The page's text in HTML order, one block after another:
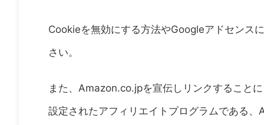
Cookieを無効にする方法やGoogleアドセンス
さい。
また、Amazon.co.jpを宣伝しリンクすること
設定されたアフィリエイトプログラムである、